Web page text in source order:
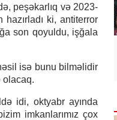
peşəkarlıq və 2023-
ki, antiterror
son qoyuldu, işğala
isə bunu bilməlidir
olacaq.
idi, oktyabr ayında
imkanlarımız çox